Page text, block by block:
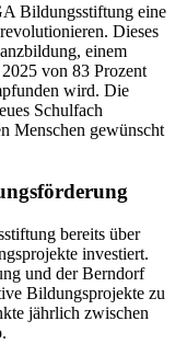
Bildungsstiftung eine
Dieses
einem
von 83 Prozent
wird. Die
Schulfach
Menschen gewünscht
bereits über
investiert.
und der Berndorf
Bildungsprojekte zu
jährlich zwischen